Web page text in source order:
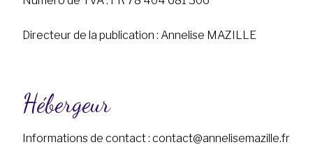
Directeur de la publication : Annelise MAZILLE
Hébergeur
Informations de contact : contact@annelisemazille.fr